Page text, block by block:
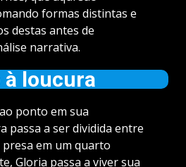
formas distintas e
destas antes de
narrativa.
à loucura
ponto em sua
passa a ser dividida entre
em um quarto
Gloria passa a viver sua